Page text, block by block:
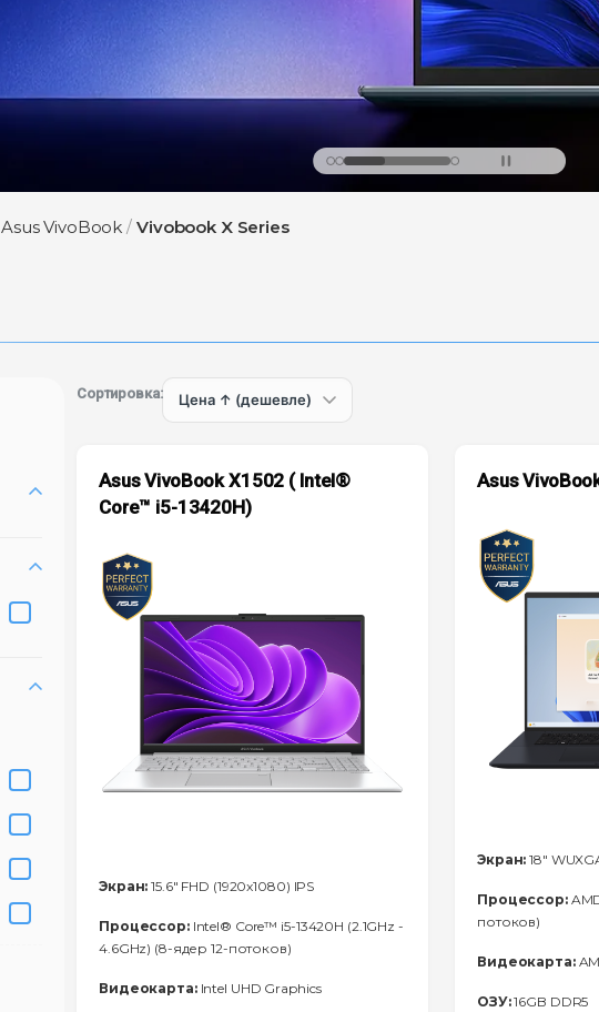
Asus VivoBook / Vivobook X Series
Сортировка:
Asus VivoBook X1502 ( Intel®
Core™ i5-13420H)
Экран: 15.6" FHD (1920x1080) IPS
Процессор:Intel® Core™ i5-13420H (2.1GHz -
4.6GHz) (8-ядер 12-потоков)
Видеокарта:Intel UHD Graphics
Asus
Экран: 18"
Процессор:
потоков)
Видеокарта:
ОЗУ:16GB DDR5